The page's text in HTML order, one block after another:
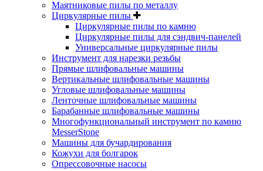
Маятниковые пилы по металлу
Циркулярные пилы
Циркулярные пилы по камню
Циркулярные пилы для сэндвич-панелей
Универсальные циркулярные пилы
Инструмент для нарезки резьбы
Прямые шлифовальные машины
Вертикальные шлифовальные машины
Угловые шлифовальные машины
Ленточные шлифовальные машины
Барабанные шлифовальные машины
Многофункциональный инструмент по камню
MesserStone
Машины для бучардирования
Кожухи для болгарок
Опрессовочные насосы